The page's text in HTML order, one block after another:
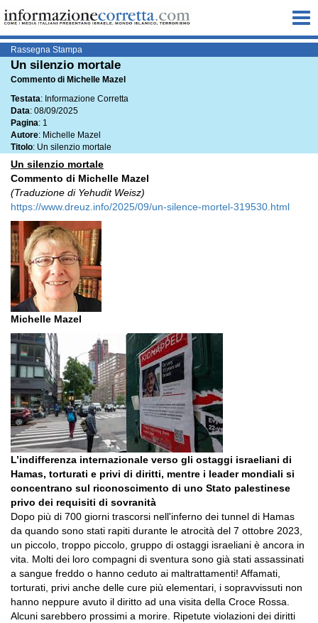
Rassegna Stampa
Un silenzio mortale
Commento di Michelle Mazel
Testata: Informazione Corretta
Data: 08/09/2025
Pagina: 1
Autore: Michelle Mazel
Titolo: Un silenzio mortale
Un silenzio mortale
Commento di Michelle Mazel
(Traduzione di Yehudit Weisz)
https://www.dreuz.info/2025/09/un-silence-mortel-319530.html
Michelle Mazel
L’indifferenza internazionale verso gli ostaggi israeliani di
Hamas, torturati e privi di diritti, mentre i leader mondiali si
concentrano sul riconoscimento di uno Stato palestinese
privo dei requisiti di sovranità
Dopo più di 700 giorni trascorsi nell'inferno dei tunnel di Hamas
da quando sono stati rapiti durante le atrocità del 7 ottobre 2023,
un piccolo, troppo piccolo, gruppo di ostaggi israeliani è ancora in
vita. Molti dei loro compagni di sventura sono già stati assassinati
a sangue freddo o hanno ceduto ai maltrattamenti! Affamati,
torturati, privi anche delle cure più elementari, i sopravvissuti non
hanno neppure avuto il diritto ad una visita della Croce Rossa.
Alcuni sarebbero prossimi a morire. Ripetute violazioni dei diritti